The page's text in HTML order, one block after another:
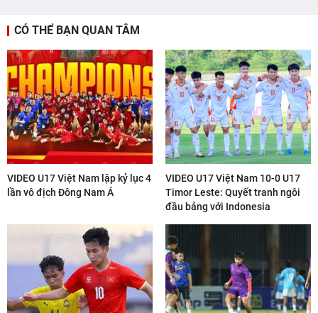
CÓ THỂ BẠN QUAN TÂM
VIDEO U17 Việt Nam lập kỷ lục 4
lần vô địch Đông Nam Á
VIDEO U17 Việt Nam 10-0 U17
Timor Leste: Quyết tranh ngôi
đầu bảng với Indonesia